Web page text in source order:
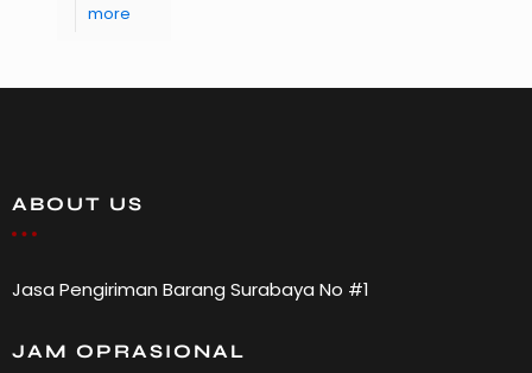
more
ABOUT US
Jasa Pengiriman Barang Surabaya No #1
JAM OPRASIONAL